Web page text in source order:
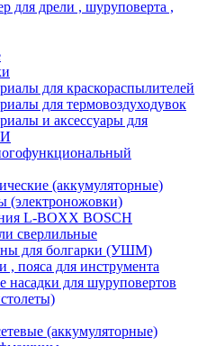
для дрели , шуруповерта ,
для краскораспылителей
для термовоздуходувок
и аксессуары для
(аккумуляторные)
(электроножовки)
L-BOXX BOSCH
сверлильные
для болгарки (УШМ)
, пояса для инструмента
насадки для шуруповертов
(аккумуляторные)